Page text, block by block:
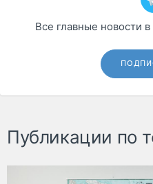
Все главные новости
Публикации по